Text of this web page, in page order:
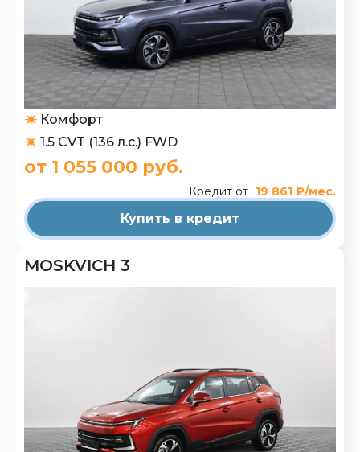
Комфорт
1.5 CVT (136 л.с.) FWD
от 1 055 000 руб.
Кредит от 19 861 ₽/мес.
Купить в кредит
MOSKVICH 3